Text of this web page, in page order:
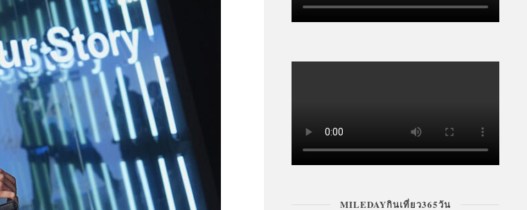
MILEDAYกินเที่ยว365วัน